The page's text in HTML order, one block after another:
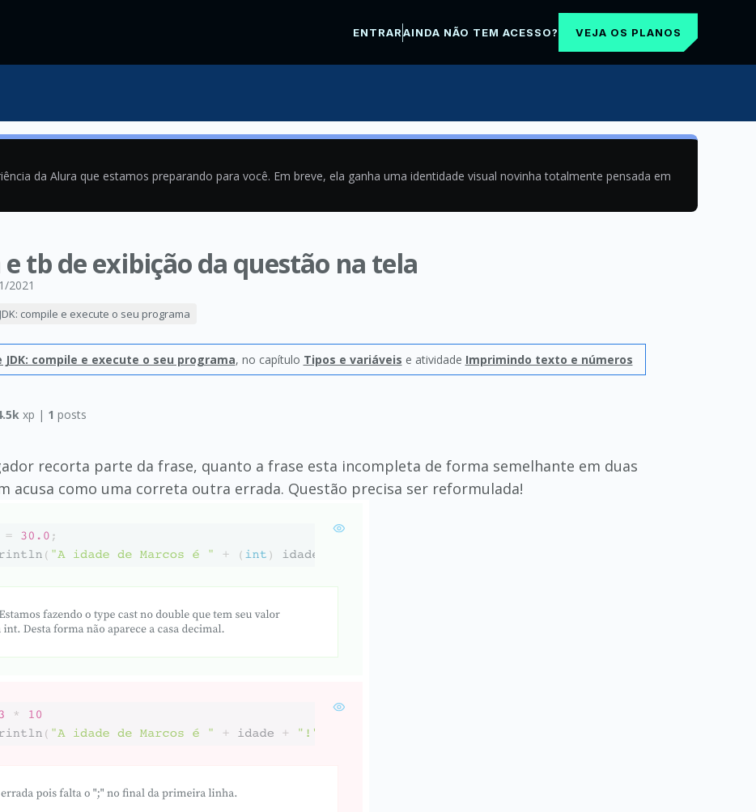
ENTRARAINDA NÃO TEM ACESSO? VEJA OS PLANOS
da Alura que estamos preparando para você. Em breve, ela ganha uma identidade visual novinha totalmente pensada em
tb de exibição da questão na tela
2021
JDK: compile e execute o seu programa
e JDK: compile e execute o seu programa, no capítulo Tipos e variáveis e atividade Imprimindo texto e números
xp | 1 posts
recorta parte da frase, quanto a frase esta incompleta de forma semelhante em duas
acusa como uma correta outra errada. Questão precisa ser reformulada!